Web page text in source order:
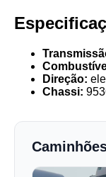
Direção:
Chassi: